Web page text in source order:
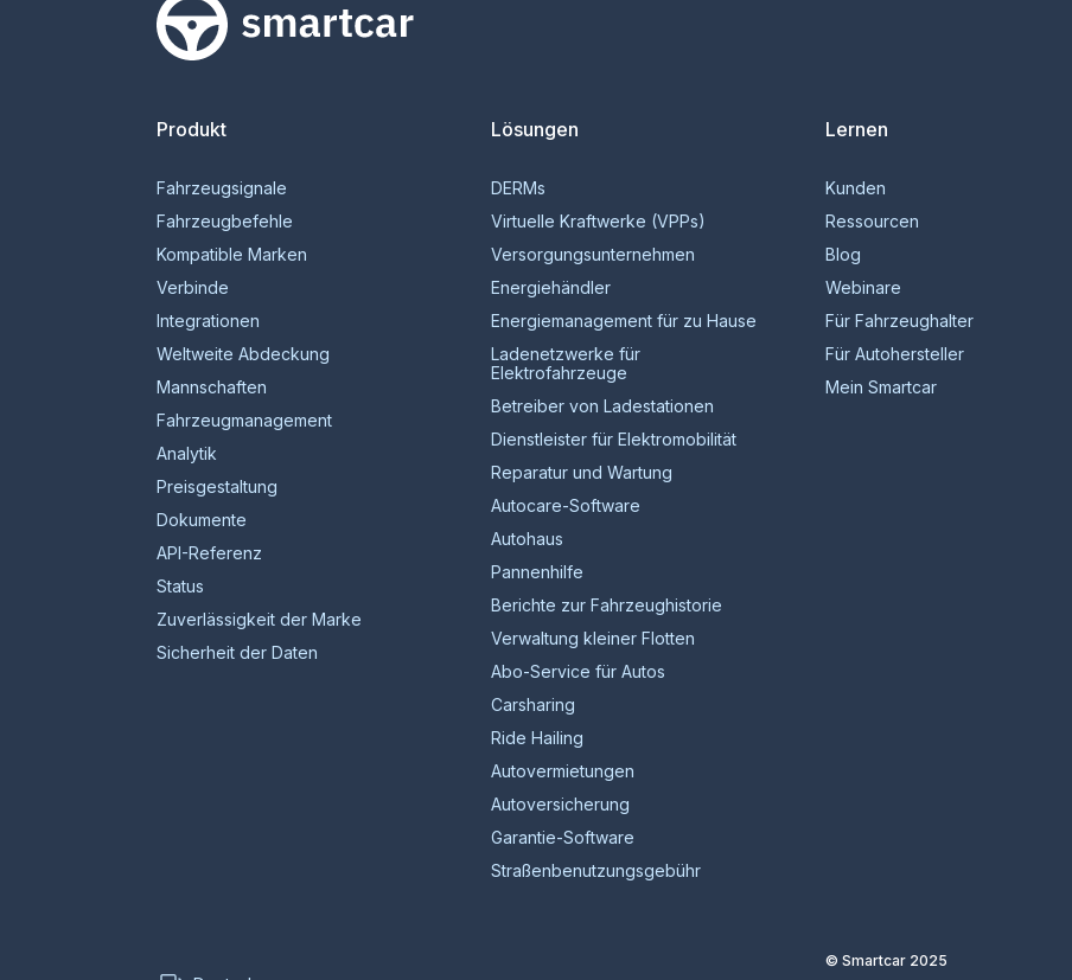
Smartcar-Startseite
Produkt
Fahrzeugsignale
Fahrzeugbefehle
Kompatible Marken
Verbinde
Integrationen
Weltweite Abdeckung
Mannschaften
Fahrzeugmanagement
Analytik
Preisgestaltung
Dokumente
API-Referenz
Status
Zuverlässigkeit der Marke
Sicherheit der Daten
Lösungen
DERMs
Virtuelle Kraftwerke (VPPs)
Versorgungsunternehmen
Energiehändler
Energiemanagement für zu Hause
Ladenetzwerke für
Elektrofahrzeuge
Betreiber von Ladestationen
Dienstleister für Elektromobilität
Reparatur und Wartung
Autocare-Software
Autohaus
Pannenhilfe
Berichte zur Fahrzeughistorie
Verwaltung kleiner Flotten
Abo-Service für Autos
Carsharing
Ride Hailing
Autovermietungen
Autoversicherung
Garantie-Software
Straßenbenutzungsgebühr
Lernen
Kunden
Ressourcen
Blog
Webinare
Für Fahrzeughalter
Für Autohersteller
Mein Smartcar
© Smartcar 2025